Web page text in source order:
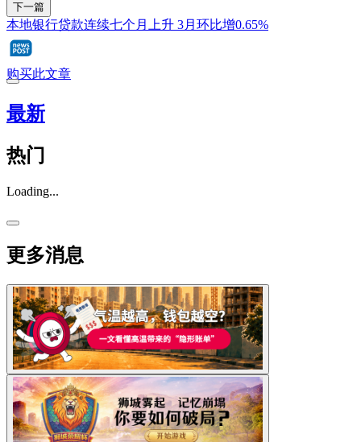
下一篇
本地银行贷款连续七个月上升 3月环比增0.65%
购买此文章
最新
热门
Loading...
更多消息